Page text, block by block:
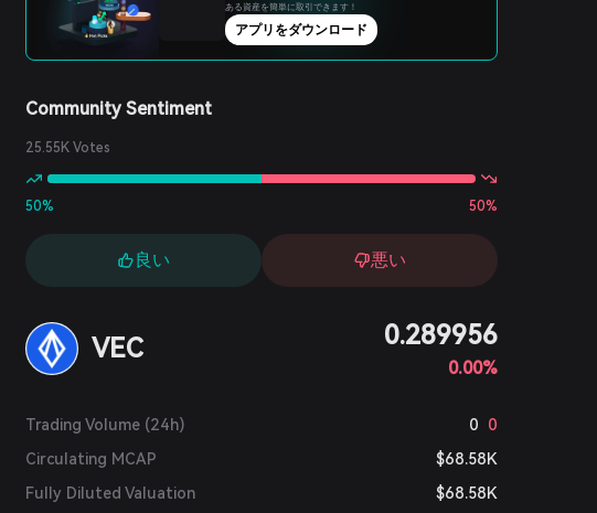
ある資産を簡単に取引できます！
アプリをダウンロード
Community Sentiment
25.55K Votes
50% 50%
良い 悪い
VEC 0.289956
0.00%
Trading Volume (24h) 0
0
Circulating MCAP
$68.58K
Fully Diluted Valuation
$68.58K